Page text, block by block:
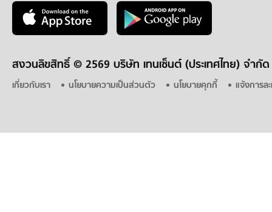
สงวนลิขสิทธิ์ © 2569 บริษัท เทนเซ็นต์ (ประเทศไทย) จำกัด
เกี่ยวกับเรา นโยบายความเป็นส่วนตัว นโยบายคุกกี้ แจ้งการล